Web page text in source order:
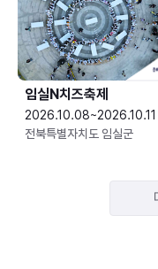
임실N치즈축제
2026.10.08~2026.10.11
전북특별자치도 임실군